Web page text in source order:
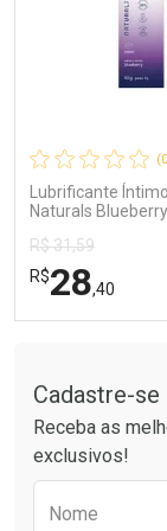
Comprar sem
Por R$ 66,43/
Comprar sem
Por R$ 66,43/
Lubrificante
Naturals
R$ 31,59
R$28,40
Laboratório
Por Menos
Cadastre-
Receba as
exclusivos!
Nome